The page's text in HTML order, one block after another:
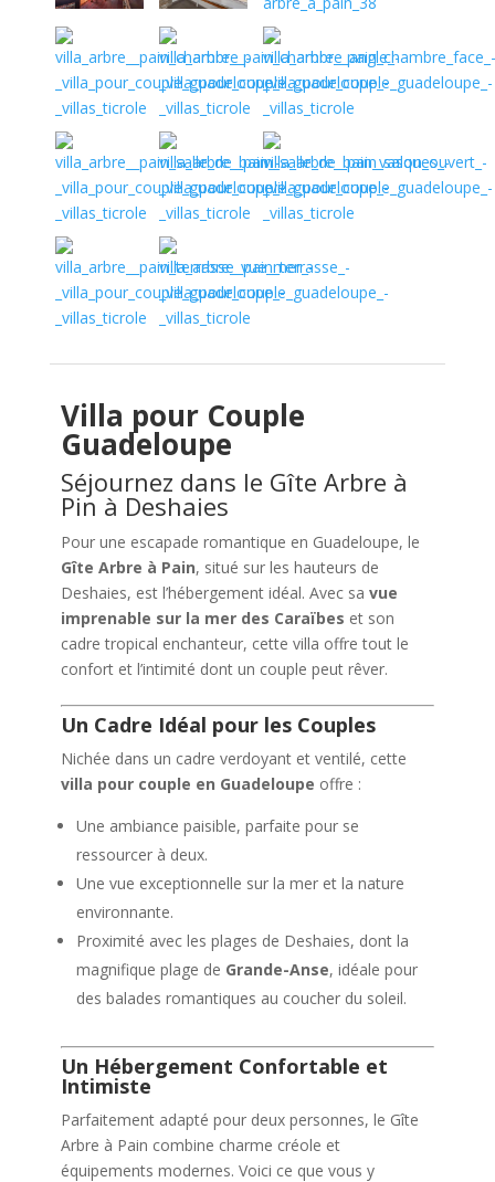
Villa pour Couple
Guadeloupe
Séjournez dans le Gîte Arbre à
Pin à Deshaies
Pour une escapade romantique en Guadeloupe, le
Gîte Arbre à Pain, situé sur les hauteurs de
Deshaies, est l’hébergement idéal. Avec sa vue
imprenable sur la mer des Caraïbes et son
cadre tropical enchanteur, cette villa offre tout le
confort et l’intimité dont un couple peut rêver.
Un Cadre Idéal pour les Couples
Nichée dans un cadre verdoyant et ventilé, cette
villa pour couple en Guadeloupe offre :
Une ambiance paisible, parfaite pour se
ressourcer à deux.
Une vue exceptionnelle sur la mer et la nature
environnante.
Proximité avec les plages de Deshaies, dont la
magnifique plage de Grande-Anse, idéale pour
des balades romantiques au coucher du soleil.
Un Hébergement Confortable et
Intimiste
Parfaitement adapté pour deux personnes, le Gîte
Arbre à Pain combine charme créole et
équipements modernes. Voici ce que vous y